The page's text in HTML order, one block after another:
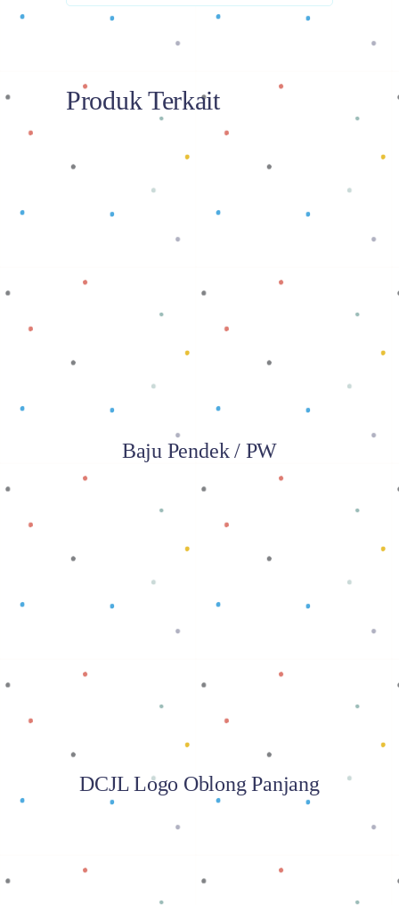
Produk Terkait
Baju Pendek / PW
DCJL Logo Oblong Panjang